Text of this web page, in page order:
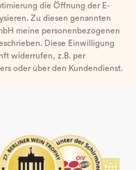
die Öffnung der E-
Zu diesen genannten
meine personenbezogenen
Diese Einwilligung
widerrufen, z.B. per
oder über den Kundendienst.